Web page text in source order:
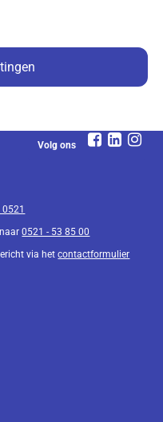
Volg ons
0521
0521 - 53 85 00
via hetcontactformulier